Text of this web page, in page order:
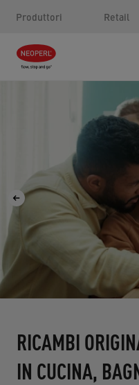
Produttori Retail
RICAMBI
IN CUCINA,